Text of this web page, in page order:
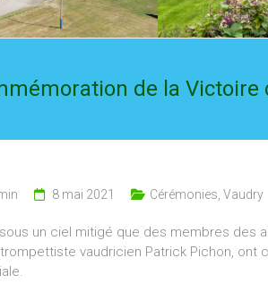
de la Victoire
8 mai 2021 Cérémonies Vaudry
sous un ciel mitigé que des membres
vaudricien Patrick Pichon, ont